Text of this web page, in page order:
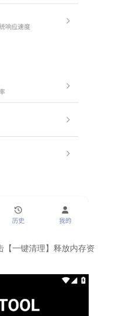
【一键清理】释放内存资